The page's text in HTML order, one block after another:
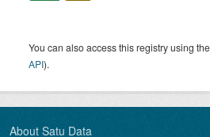
You can also access this registry using the
API).
About Satu Data